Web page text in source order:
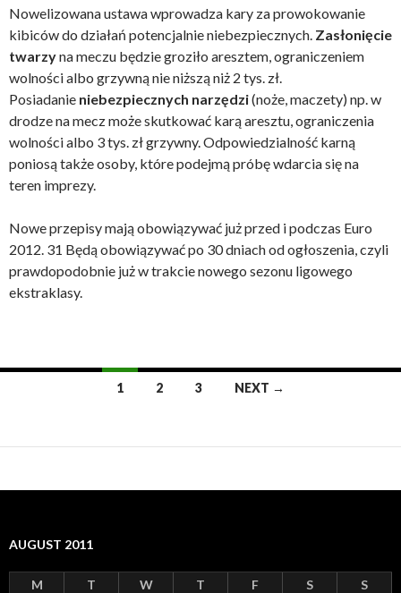
Nowelizowana ustawa wprowadza kary za prowokowanie
kibiców do działań potencjalnie niebezpiecznych. Zasłonięcie
twarzyna meczu będzie groziło aresztem, ograniczeniem
wolności albo grzywną nie niższą niż 2 tys. zł.
Posiadanie niebezpiecznych narzędzi(noże, maczety) np. w
drodze na mecz może skutkować karą aresztu, ograniczenia
wolności albo 3 tys. zł grzywny. Odpowiedzialność karną
poniosą także osoby, które podejmą próbę wdarcia się na
teren imprezy.
Nowe przepisy mają obowiązywać już przed i podczas Euro
2012. 31 Będą obowiązywać po 30 dniach od ogłoszenia, czyli
prawdopodobnie już w trakcie nowego sezonu ligowego
ekstraklasy.
navigation
1 2 3 NEXT →
AUGUST 2011
M T W T F S S